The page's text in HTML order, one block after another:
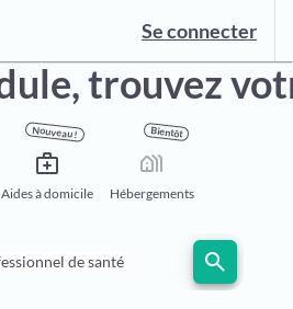
Se connecter
trouvez
Nouveau !
medical_services
Aides à domicile
Bientôt
holiday_village
Hébergements
de santé search